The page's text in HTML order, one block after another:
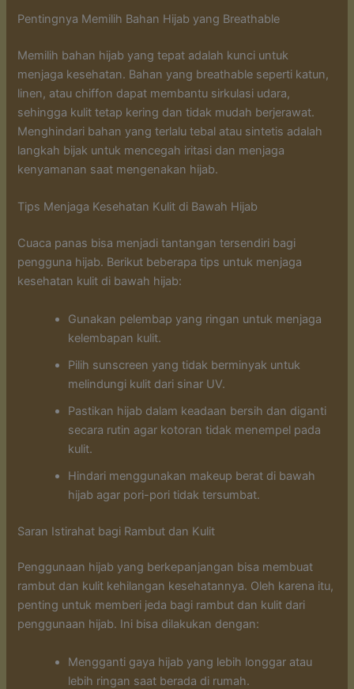
Pentingnya Memilih Bahan Hijab yang Breathable
Memilih bahan hijab yang tepat adalah kunci untuk
menjaga kesehatan. Bahan yang breathable seperti katun,
linen, atau chiffon dapat membantu sirkulasi udara,
sehingga kulit tetap kering dan tidak mudah berjerawat.
Menghindari bahan yang terlalu tebal atau sintetis adalah
langkah bijak untuk mencegah iritasi dan menjaga
kenyamanan saat mengenakan hijab.
Tips Menjaga Kesehatan Kulit di Bawah Hijab
Cuaca panas bisa menjadi tantangan tersendiri bagi
pengguna hijab. Berikut beberapa tips untuk menjaga
kesehatan kulit di bawah hijab:
Gunakan pelembap yang ringan untuk menjaga
kelembapan kulit.
Pilih sunscreen yang tidak berminyak untuk
melindungi kulit dari sinar UV.
Pastikan hijab dalam keadaan bersih dan diganti
secara rutin agar kotoran tidak menempel pada
kulit.
Hindari menggunakan makeup berat di bawah
hijab agar pori-pori tidak tersumbat.
Saran Istirahat bagi Rambut dan Kulit
Penggunaan hijab yang berkepanjangan bisa membuat
rambut dan kulit kehilangan kesehatannya. Oleh karena itu,
penting untuk memberi jeda bagi rambut dan kulit dari
penggunaan hijab. Ini bisa dilakukan dengan:
Mengganti gaya hijab yang lebih longgar atau
lebih ringan saat berada di rumah.